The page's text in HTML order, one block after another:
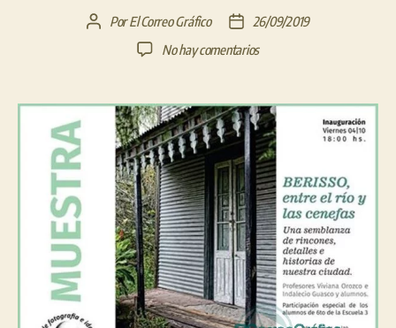
AutorPorEl Correo Gráfico
Fecha
de
26/09/2019
No hay comentariosen
«Berisso,
entre
el
río
y
las
cenefas»